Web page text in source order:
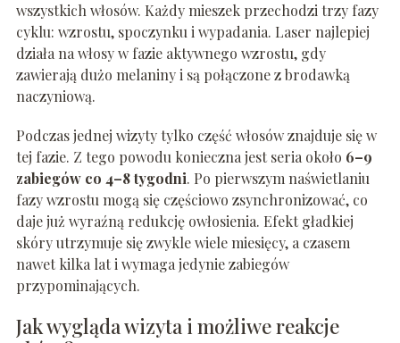
wszystkich włosów. Każdy mieszek przechodzi trzy fazy
cyklu: wzrostu, spoczynku i wypadania. Laser najlepiej
działa na włosy w fazie aktywnego wzrostu, gdy
zawierają dużo melaniny i są połączone z brodawką
naczyniową.
Podczas jednej wizyty tylko część włosów znajduje się w
tej fazie. Z tego powodu konieczna jest seria około 6–9
zabiegów co 4–8 tygodni. Po pierwszym naświetlaniu
fazy wzrostu mogą się częściowo zsynchronizować, co
daje już wyraźną redukcję owłosienia. Efekt gładkiej
skóry utrzymuje się zwykle wiele miesięcy, a czasem
nawet kilka lat i wymaga jedynie zabiegów
przypominających.
Jak wygląda wizyta i możliwe reakcje